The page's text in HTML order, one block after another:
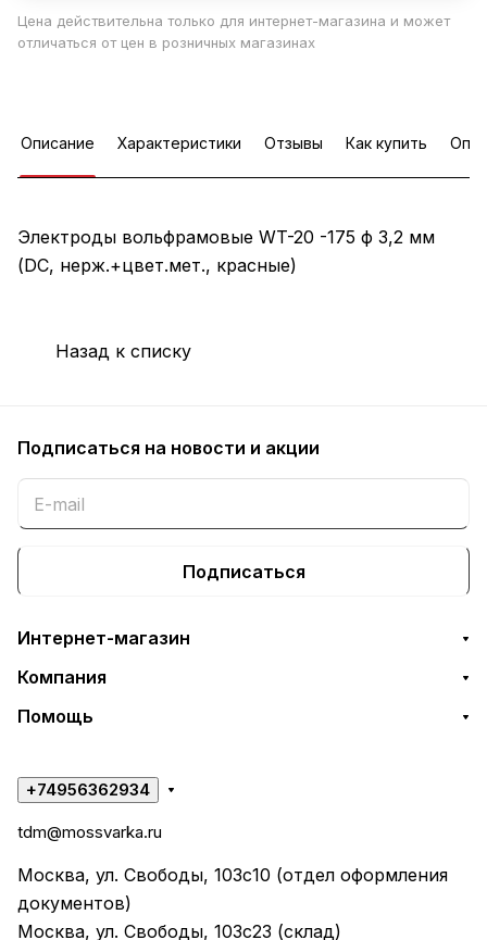
Цена действительна только для интернет-магазина и может
отличаться от цен в розничных магазинах
Описание Характеристики Отзывы Как купить
Электроды вольфрамовые WT-20 -175 ф 3,2 мм
(DС, нерж.+цвет.мет., красные)
Назад к списку
Подписаться на новости и акции
Подписаться
Интернет-магазин
Компания
Помощь
+74956362934
tdm@mossvarka.ru
Москва, ул. Свободы, 103с10 (отдел оформления
документов)
Москва, ул. Свободы, 103с23 (склад)